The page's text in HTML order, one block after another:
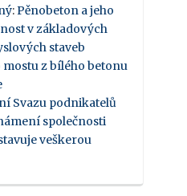
: Pěnobeton a jeho
v základových
staveb
mostu z bílého betonu
Svazu podnikatelů
společnosti
veškerou